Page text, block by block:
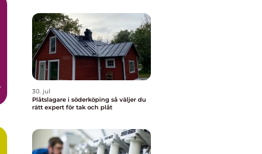
30. jul
Plåtslagare i söderköping så väljer du
rätt expert för tak och plåt